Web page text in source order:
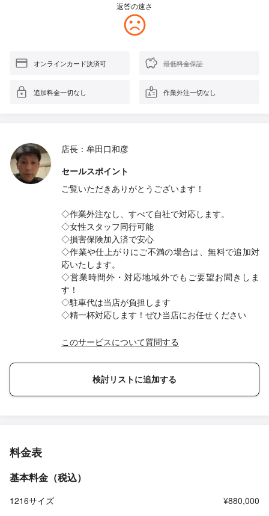
返答の速さ
オンラインカード決済可 最低料金保証
追加料金一切なし 作業外注一切なし
店長：牟田口和彦
セールスポイント
ご覧いただきありがとうございます！
◇作業外注なし、すべて自社で対応します。
◇女性スタッフ同行可能
◇損害保険加入済で安心
◇作業や仕上がりにご不満の場合は、無料で追加対
応いたします。
◇営業時間外・対応地域外でもご要望お聞きしま
す！
◇駐車代は当店が負担します
◇精一杯対応します！ぜひ当店にお任せください
このサービスについて質問する
検討リストに追加する
料金表
基本料金（税込）
1216サイズ
¥880,000